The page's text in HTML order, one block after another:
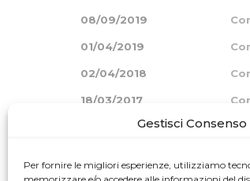
Gestisci
Per fornire le migliori esperienze, utilizziamo
08/09/2019
01/04/2019
02/04/2018
18/03/2017
15/06/2016